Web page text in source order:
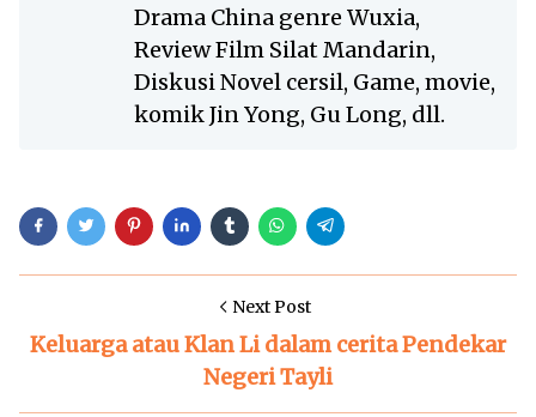
Drama China genre Wuxia,
Review Film Silat Mandarin,
Diskusi Novel cersil, Game, movie,
komik Jin Yong, Gu Long, dll.
Next Post
Keluarga atau Klan Li dalam cerita Pendekar
Negeri Tayli